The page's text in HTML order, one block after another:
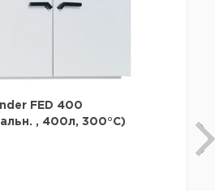
FED 400
, 400л, 300°С)